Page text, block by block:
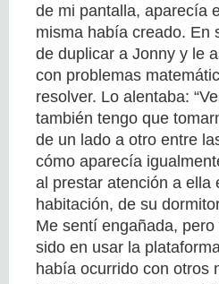
de mi pantalla, aparecía
misma había creado. En
de duplicar a Jonny y le
con problemas
resolver. Lo alentaba:
también tengo que
de un lado a otro entre
cómo aparecía
al prestar atención a ella
habitación, de su
Me sentí engañada,
sido en usar la
había ocurrido con otros